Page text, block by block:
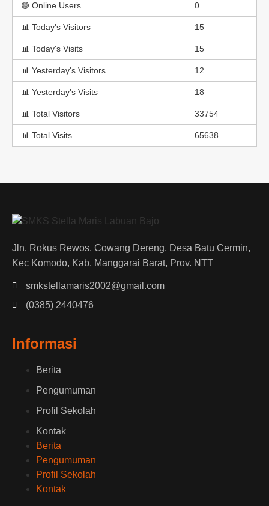
🟢 Online Users 0
📊 Today's Visitors 15
📊 Today's Visits 15
📊 Yesterday's Visitors 12
📊 Yesterday's Visits 18
📊 Total Visitors 33754
📊 Total Visits 65638
Jln. Rokus Rewos, Cowang Dereng, Desa Batu Cermin,
Kec Komodo, Kab. Manggarai Barat, Prov. NTT
smkstellamaris2002@gmail.com
(0385) 2440476
Informasi
Berita
Pengumuman
Profil Sekolah
Kontak
Berita
Pengumuman
Profil Sekolah
Kontak